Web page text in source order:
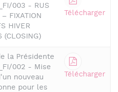
003 - RUS
FIXATION
HIVER
Télécharger
la Présidente
002 - Mise
nouveau
pour les
Télécharger